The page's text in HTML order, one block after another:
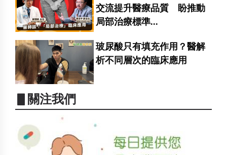
交流提升醫療品質 盼推動
局部治療標準...
玻尿酸只有填充作用？醫解
析不同層次的臨床應用
▋關注我們